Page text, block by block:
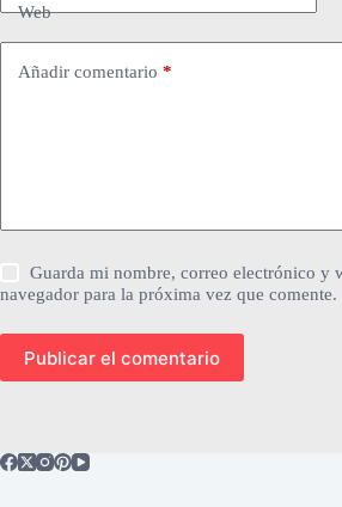
Web
Añadir comentario *
Guarda mi nombre, correo electrónico y
navegador para la próxima vez que comente.
Publicar el comentario